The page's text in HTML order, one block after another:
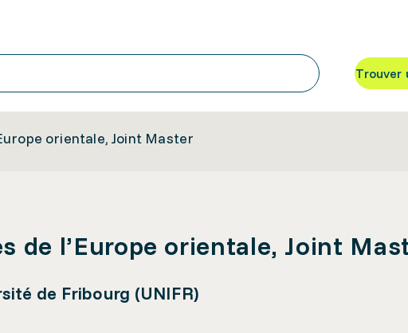
Trouver
orientale, Joint Master
de l’Europe orientale, Joint
de Fribourg (UNIFR)